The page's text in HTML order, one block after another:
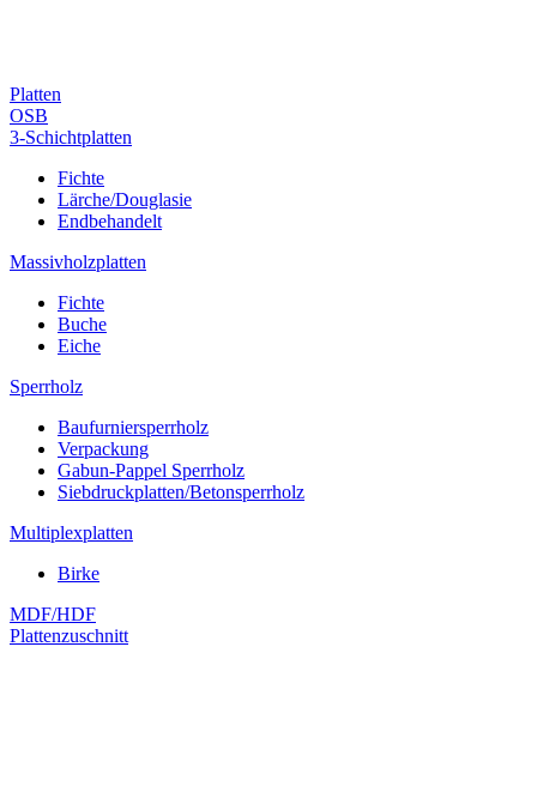
Platten
OSB
3-Schichtplatten
Fichte
Lärche/Douglasie
Endbehandelt
Massivholzplatten
Fichte
Buche
Eiche
Sperrholz
Baufurniersperrholz
Verpackung
Gabun-Pappel Sperrholz
Siebdruckplatten/Betonsperrholz
Multiplexplatten
Birke
MDF/HDF
Plattenzuschnitt